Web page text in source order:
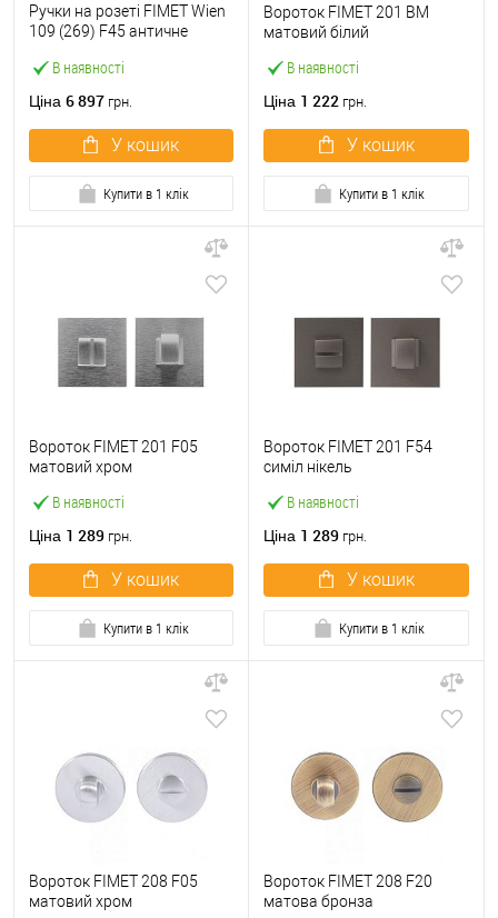
В наявності
Ручки на розеті FIMET Wien
109 (269) F45 античне
Ціна 6 897 грн.
У кошик
Купити в 1 клік
В наявності
Вороток FIMET 201 BM
матовий білий
Ціна 1 222 грн.
У кошик
Купити в 1 клік
В наявності
Вороток FIMET 201 F05
матовий хром
Ціна 1 289 грн.
У кошик
Купити в 1 клік
В наявності
Вороток FIMET 201 F54
симіл нікель
Ціна 1 289 грн.
У кошик
Купити в 1 клік
Вороток FIMET 208 F05
матовий хром
Вороток FIMET 208 F20
матова бронза